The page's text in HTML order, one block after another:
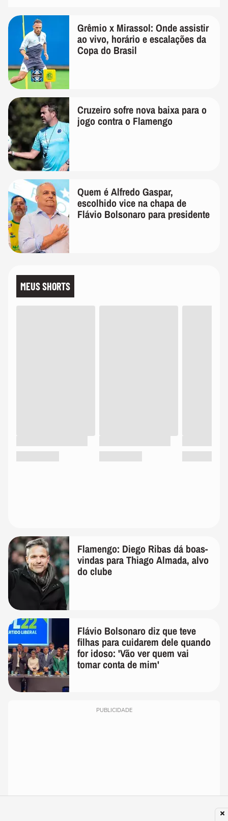
Grêmio x Mirassol: Onde assistir
ao vivo, horário e escalações da
Copa do Brasil
Cruzeiro sofre nova baixa para o
jogo contra o Flamengo
Quem é Alfredo Gaspar,
escolhido vice na chapa de
Flávio Bolsonaro para presidente
MEUS SHORTS
Flamengo: Diego Ribas dá boas-
vindas para Thiago Almada, alvo
do clube
Flávio Bolsonaro diz que teve
filhas para cuidarem dele quando
for idoso: 'Vão ver quem vai
tomar conta de mim'
PUBLICIDADE